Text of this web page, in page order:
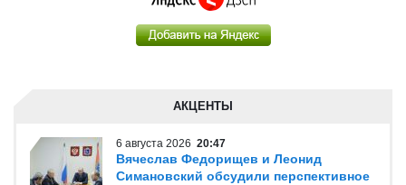
АКЦЕНТЫ
6 августа 2026 20:47
Вячеслав Федорищев и Леонид
Симановский обсудили перспективное